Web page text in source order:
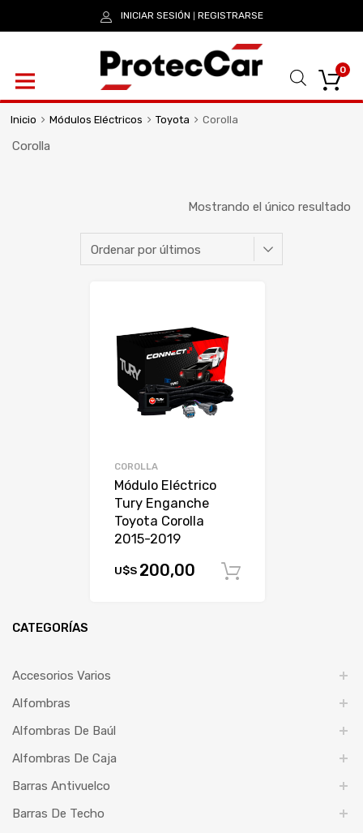
INICIAR SESIÓN REGISTRARSE
0
Inicio Módulos Eléctricos Toyota Corolla
Corolla
Mostrando el único resultado
COROLLA
Módulo Eléctrico
Tury Enganche
Toyota Corolla
2015-2019
U$S 200,00
CATEGORÍAS
Accesorios Varios
Alfombras
Alfombras De Baúl
Alfombras De Caja
Barras Antivuelco
Barras De Techo